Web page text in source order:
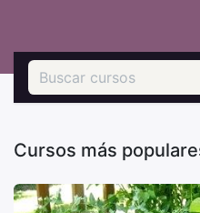
Cursos más